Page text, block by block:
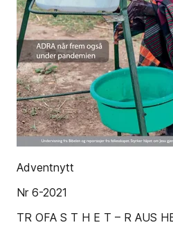
Adventnytt
Nr 6-2021
TR OFA S T H E T – R AUS